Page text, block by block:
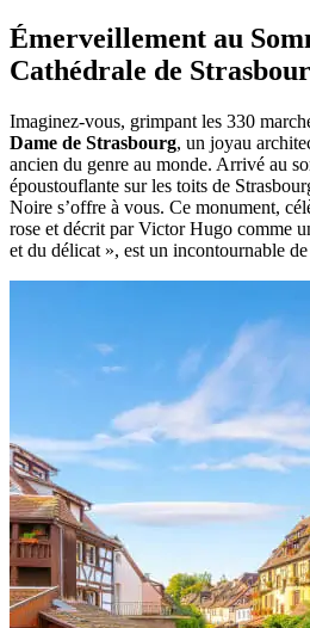
Émerveillement au
Cathédrale de
Imaginez-vous, grimpant les 330
Dame de Strasbourg, un joyau
ancien du genre au monde. Arrivé au
époustouflante sur les toits de
Noire s’offre à vous. Ce monument,
rose et décrit par Victor Hugo comme
et du délicat », est un incontournable